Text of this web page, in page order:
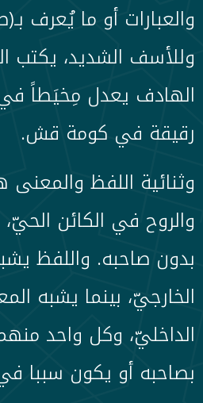
والعبارات أو ما يُعرف
وللأسف الشديد، يكتب
الهادف يعدل مِخيَطاً
رقيقة في كومة قش.
وثنائية اللفظ
والروح في الكائن
بدون صاحبه. واللفظ
الخارجيّ، بينما يشبه
الداخليّ، وكل واحد
بصاحبه أو يكون سببا في